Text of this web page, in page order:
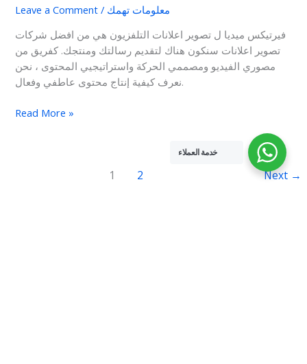
Leave a Comment / معلومات تهمك
فيرتيكس ميديا ل تصوير اعلانات التلفزيون هي من افضل شركات
تصوير اعلانات سنكون هناك لتقديم رسالتك ومنتجك. كفريق من
مصوري الفيديو ومصممي الحركة واستراتيجيي المحتوى ، نحن
نعرف كيفية إنتاج محتوى عاطفي وفعال.
Read More »
1 2 Next →
خدمة العملاء